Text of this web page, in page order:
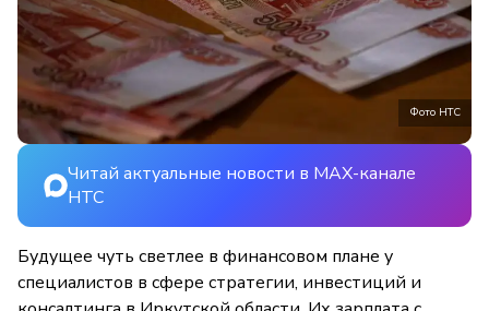
Фото НТС
Читай актуальные новости в MAX-канале
НТС
Будущее чуть светлее в финансовом плане у
специалистов в сфере стратегии, инвестиций и